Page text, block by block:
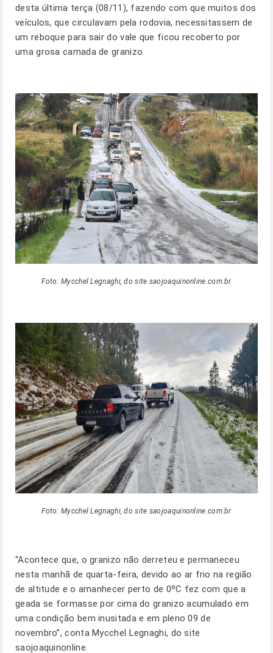
desta última terça (08/11), fazendo com que muitos dos
veículos, que circulavam pela rodovia, necessitassem de
um reboque para sair do vale que ficou recoberto por
uma grosa camada de granizo.
Foto: Mycchel Legnaghi, do site saojoaquinonline.com.br
Foto: Mycchel Legnaghi, do site saojoaquinonline.com.br
“Acontece que, o granizo não derreteu e permaneceu
nesta manhã de quarta-feira, devido ao ar frio na região
de altitude e o amanhecer perto de 0ºC fez com que a
geada se formasse por cima do granizo acumulado em
uma condição bem inusitada e em pleno 09 de
novembro”, conta Mycchel Legnaghi, do site
saojoaquinonline.